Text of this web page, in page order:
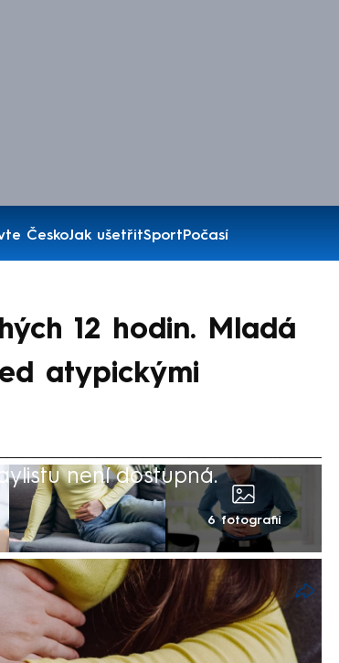
ČeskoJak ušetřitSportPočasí
12 hodin. Mladá
atypickými
není dostupná.
6 fotografií
myslela, že ji trápí běžné žaludeční